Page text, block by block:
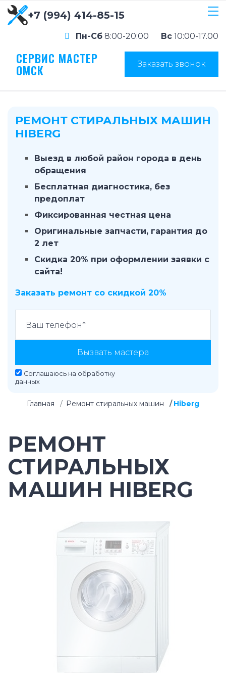
+7 (994) 414-85-15
Пн-Сб 8:00-20:00 Вс 10:00-17.00
СЕРВИС МАСТЕР
ОМСК Заказать звонок
РЕМОНТ СТИРАЛЬНЫХ МАШИН
HIBERG
Выезд в любой район города в день
обращения
Бесплатная диагностика, без
предоплат
Фиксированная честная цена
Оригинальные запчасти, гарантия до
2 лет
Скидка 20% при оформлении заявки с
сайта!
Заказать ремонт со скидкой 20%
Вызвать мастера
Соглашаюсь на обработку
данных
Главная Ремонт стиральных машин Hiberg
РЕМОНТ
СТИРАЛЬНЫХ
МАШИН HIBERG